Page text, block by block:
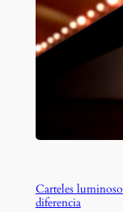
Carteles
diferencia